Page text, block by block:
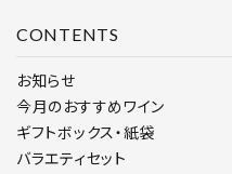
CONTENTS
お知らせ
今月のおすすめワイン
ギフトボックス・紙袋
バラエティセット